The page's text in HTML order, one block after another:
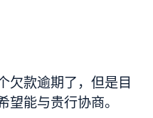
欠款逾期了，但是目
望能与贵行协商。